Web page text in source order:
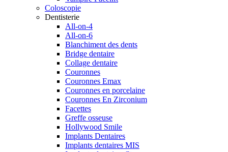
Coloscopie
Dentisterie
All-on-4
All-on-6
Blanchiment des dents
Bridge dentaire
Collage dentaire
Couronnes
Couronnes Emax
Couronnes en porcelaine
Couronnes En Zirconium
Facettes
Greffe osseuse
Hollywood Smile
Implants Dentaires
Implants dentaires MIS